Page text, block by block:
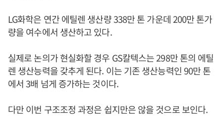
LG화학은 연간 에틸렌 생산량 338만 톤 가운데 200만 톤가
량을 여수에서 생산하고 있다.
실제로 논의가 현실화할 경우 GS칼텍스는 298만 톤의 에틸
렌 생산능력을 갖추게 된다. 이는 기존 생산능력인 90만 톤
에서 3배 넘게 증가하는 것이다.
다만 이번 구조조정 과정은 쉽지만은 않을 것으로 보인다.